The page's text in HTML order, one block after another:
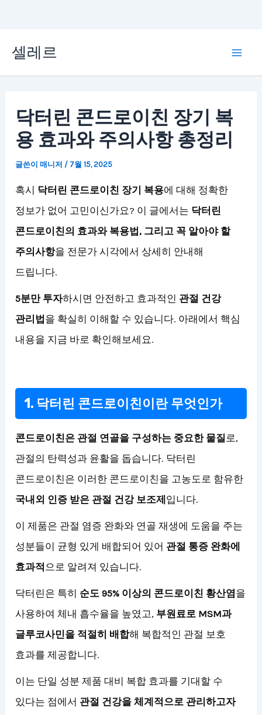
츠
셀레르
닥터린 콘드로이친 장기 복
용 효과와 주의사항 총정리
글쓴이매니저 / 7월 15, 2025
혹시 닥터린 콘드로이친 장기 복용에 대해 정확한
정보가 없어 고민이신가요? 이 글에서는 닥터린
콘드로이친의 효과와 복용법, 그리고 꼭 알아야 할
주의사항을 전문가 시각에서 상세히 안내해
드립니다.
5분만 투자하시면 안전하고 효과적인 관절 건강
관리법 을 확실히 이해할 수 있습니다. 아래에서 핵심
내용을 지금 바로 확인해보세요.
1. 닥터린 콘드로이친이란 무엇인가
콘드로이친은 관절 연골을 구성하는 중요한 물질로,
관절의 탄력성과 윤활을 돕습니다. 닥터린
콘드로이친은 이러한 콘드로이친을 고농도로 함유한
국내외 인증 받은 관절 건강 보조제 입니다.
이 제품은 관절 염증 완화와 연골 재생에 도움을 주는
성분들이 균형 있게 배합되어 있어 관절 통증 완화에
효과적으로 알려져 있습니다.
닥터린은 특히 순도 95% 이상의 콘드로이친 황산염을
사용하여 체내 흡수율을 높였고, 부원료로 MSM과
글루코사민을 적절히 배합해 복합적인 관절 보호
효과를 제공합니다.
이는 단일 성분 제품 대비 복합 효과를 기대할 수
있다는 점에서 관절 건강을 체계적으로 관리하고자